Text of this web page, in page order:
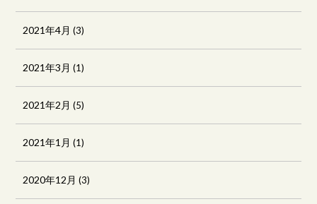
2021年4月 (3)
2021年3月 (1)
2021年2月 (5)
2021年1月 (1)
2020年12月 (3)